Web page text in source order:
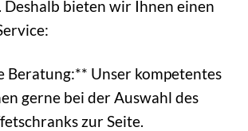
Deshalb bieten wir Ihnen einen
Beratung:** Unser kompetentes
gerne bei der Auswahl des
zur Seite.